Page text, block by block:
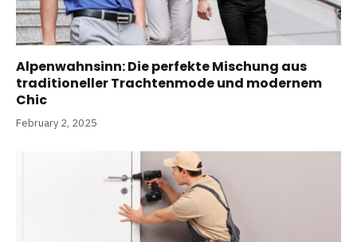
Alpenwahnsinn: Die perfekte Mischung aus
traditioneller Trachtenmode und modernem
Chic
February 2, 2025